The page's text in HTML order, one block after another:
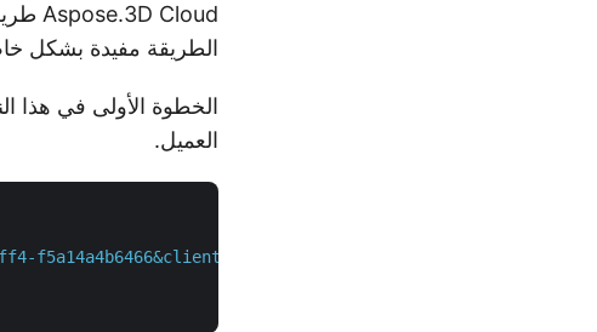
الطريقة مفيدة بشكل
العميل.